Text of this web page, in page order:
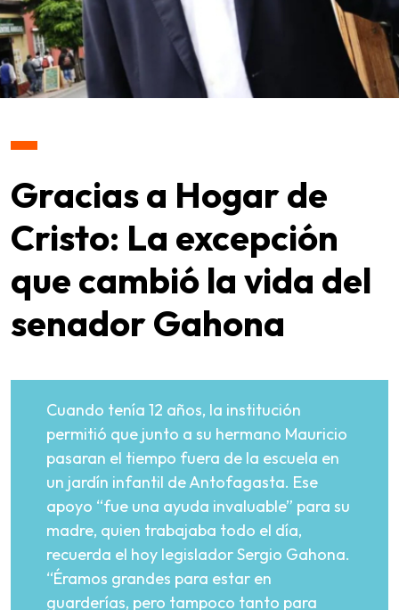
Gracias a Hogar de
Cristo: La excepción
que cambió la vida del
senador Gahona
Cuando tenía 12 años, la institución
permitió que junto a su hermano Mauricio
pasaran el tiempo fuera de la escuela en
un jardín infantil de Antofagasta. Ese
apoyo “fue una ayuda invaluable” para su
madre, quien trabajaba todo el día,
recuerda el hoy legislador Sergio Gahona.
“Éramos grandes para estar en
guarderías, pero tampoco tanto para